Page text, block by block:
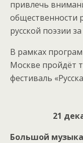
привлечь
общественности
русской поэзии
В рамках
Москве пройдёт
фестиваль
21
Большой